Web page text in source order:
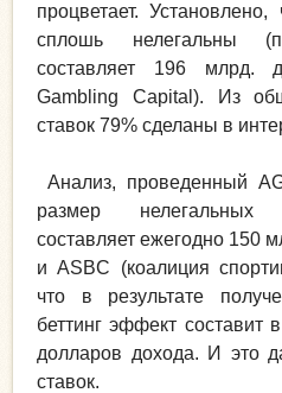
процветает.
сплошь нелегальны
составляет 196 млрд.
Gambling Capital). Из
ставок 79% сделаны в
Анализ, проведенный
размер нелегальных
составляет ежегодно 150
и ASBC (коалиция
что в результате
беттинг эффект составит
долларов дохода. И это
ставок.